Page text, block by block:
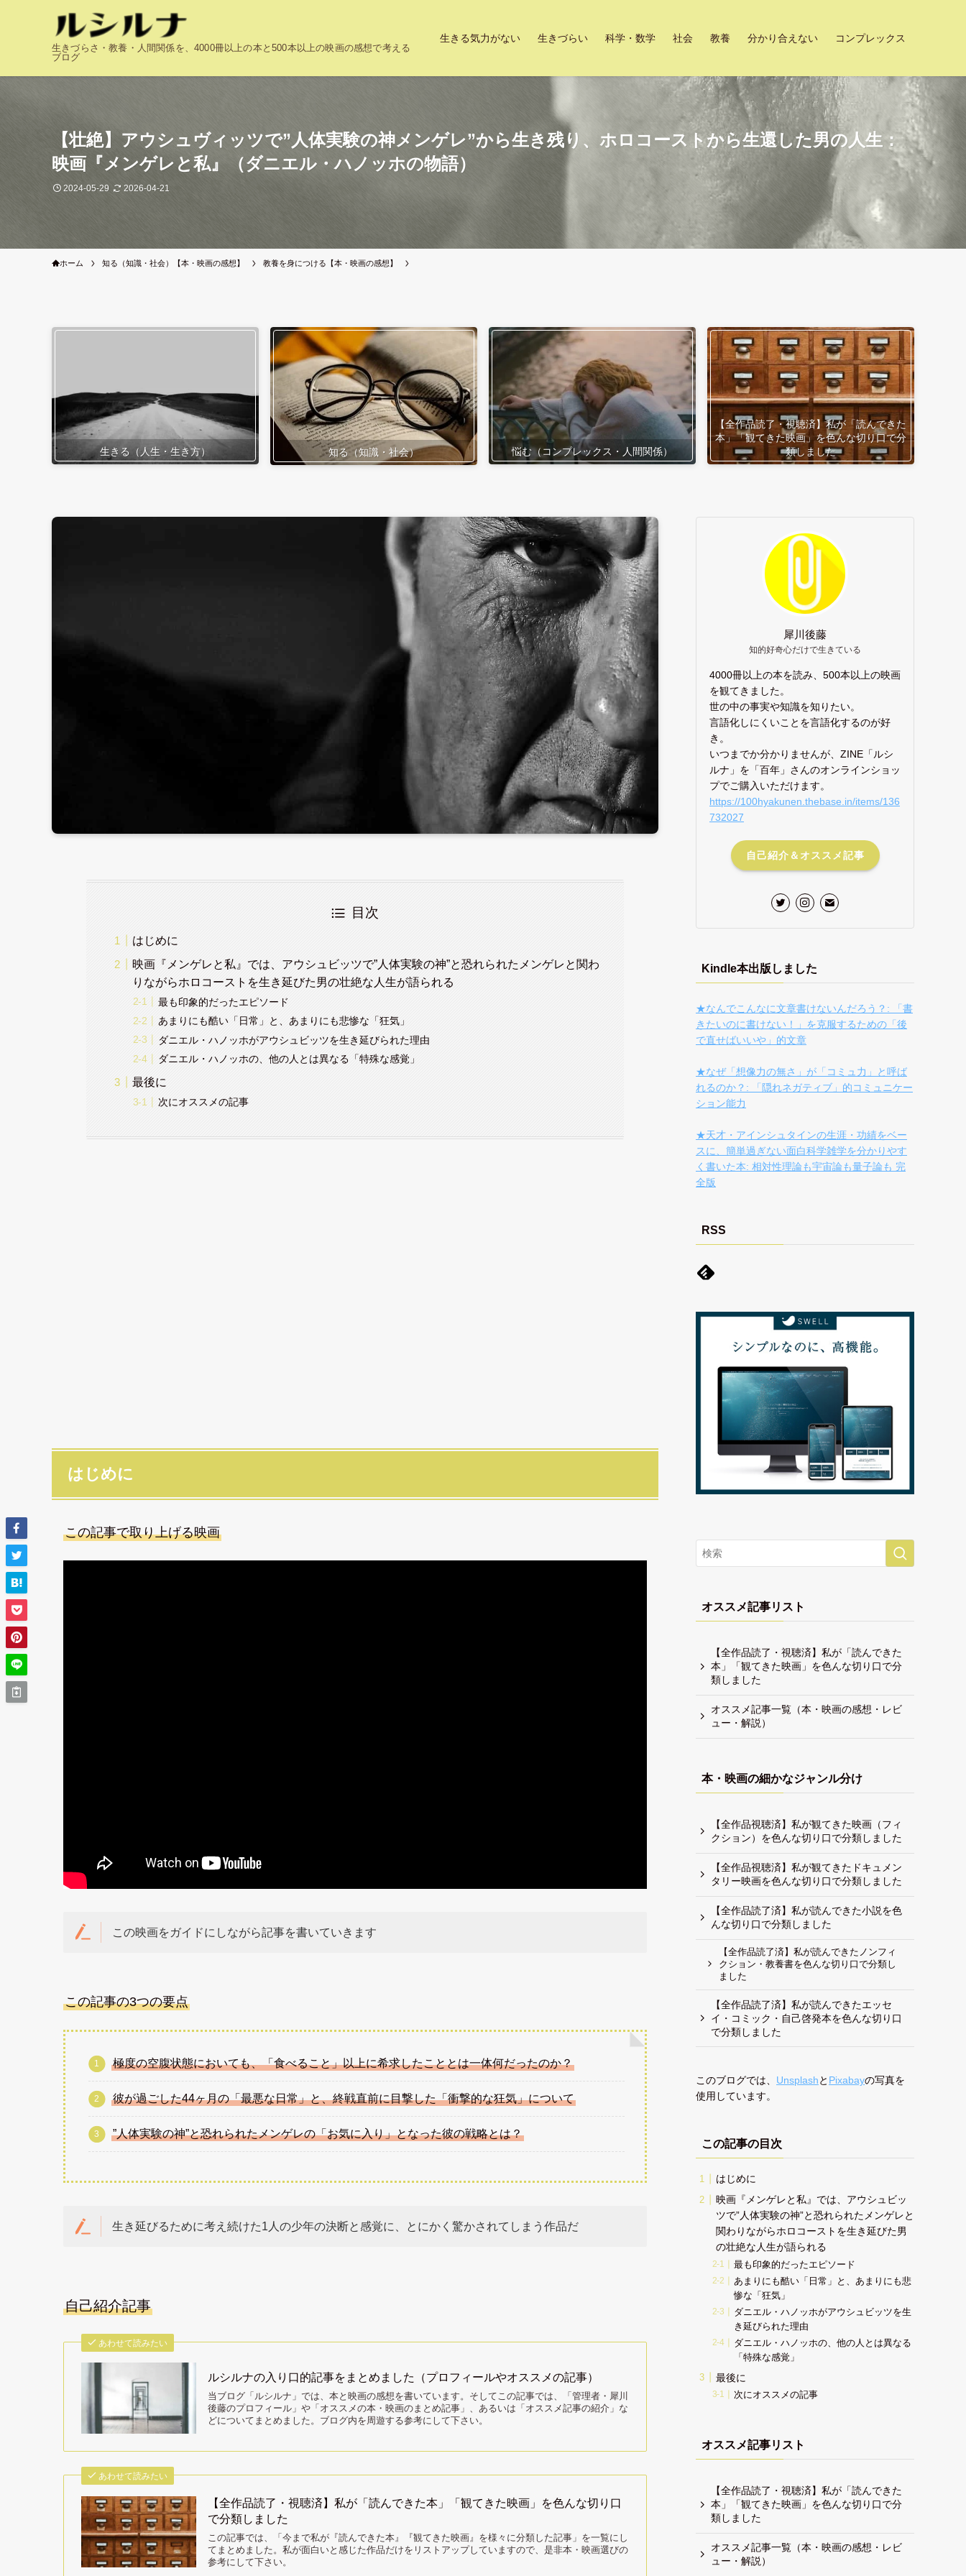
生きづらさ・教養・人間関係を、4000冊以上の本と500本以上の映画の感想で考える
ブログ
生きる気力がない 生きづらい 科学・数学 社会 教養 分かり合えない コンプレックス
【壮絶】アウシュヴィッツで”人体実験の神メンゲレ”から生き残り、ホロコーストから生還した男の人生：
映画『メンゲレと私』（ダニエル・ハノッホの物語）
2024-05-29 2026-04-21
ホーム 知る（知識・社会）【本・映画の感想】 教養を身につける【本・映画の感想】
生きる（人生・生き方） 知る（知識・社会） 悩む（コンプレックス・人間関係）
【全作品読了・視聴済】私が「読んできた
本」「観てきた映画」を色んな切り口で分
類しました
目次
はじめに
映画『メンゲレと私』では、アウシュビッツで”人体実験の神”と恐れられたメンゲレと関わ
りながらホロコーストを生き延びた男の壮絶な人生が語られる
最も印象的だったエピソード
あまりにも酷い「日常」と、あまりにも悲惨な「狂気」
ダニエル・ハノッホがアウシュビッツを生き延びられた理由
ダニエル・ハノッホの、他の人とは異なる「特殊な感覚」
最後に
次にオススメの記事
はじめに
この記事で取り上げる映画
この映画をガイドにしながら記事を書いていきます
この記事の3つの要点
極度の空腹状態においても、「食べること」以上に希求したこととは一体何だったのか？
彼が過ごした44ヶ月の「最悪な日常」と、終戦直前に目撃した「衝撃的な狂気」について
”人体実験の神”と恐れられたメンゲレの「お気に入り」となった彼の戦略とは？
生き延びるために考え続けた1人の少年の決断と感覚に、とにかく驚かされてしまう作品だ
自己紹介記事
あわせて読みたい
ルシルナの入り口的記事をまとめました（プロフィールやオススメの記事）
当ブログ「ルシルナ」では、本と映画の感想を書いています。そしてこの記事では、「管理者・犀川
後藤のプロフィール」や「オススメの本・映画のまとめ記事」、あるいは「オススメ記事の紹介」な
どについてまとめました。ブログ内を周遊する参考にして下さい。
あわせて読みたい
【全作品読了・視聴済】私が「読んできた本」「観てきた映画」を色んな切り口
で分類しました
この記事では、「今まで私が『読んできた本』『観てきた映画』を様々に分類した記事」を一覧にし
てまとめました。私が面白いと感じた作品だけをリストアップしていますので、是非本・映画選びの
参考にして下さい。
犀川後藤
知的好奇心だけで生きている
4000冊以上の本を読み、500本以上の映画
を観てきました。
世の中の事実や知識を知りたい。
言語化しにくいことを言語化するのが好
き。
いつまでか分かりませんが、ZINE「ルシ
ルナ」を「百年」さんのオンラインショッ
プでご購入いただけます。
https://100hyakunen.thebase.in/items/136
732027
自己紹介＆オススメ記事
Kindle本出版しました
★なんでこんなに文章書けないんだろう？: 「書
きたいのに書けない！」を克服するための「後
で直せばいいや」的文章
★なぜ「想像力の無さ」が「コミュ力」と呼ば
れるのか？: 「隠れネガティブ」的コミュニケー
ション能力
★天才・アインシュタインの生涯・功績をベー
スに、簡単過ぎない面白科学雑学を分かりやす
く書いた本: 相対性理論も宇宙論も量子論も 完
全版
RSS
オススメ記事リスト
【全作品読了・視聴済】私が「読んできた
本」「観てきた映画」を色んな切り口で分
類しました
オススメ記事一覧（本・映画の感想・レビ
ュー・解説）
本・映画の細かなジャンル分け
【全作品視聴済】私が観てきた映画（フィ
クション）を色んな切り口で分類しました
【全作品視聴済】私が観てきたドキュメン
タリー映画を色んな切り口で分類しました
【全作品読了済】私が読んできた小説を色
んな切り口で分類しました
【全作品読了済】私が読んできたノンフィ
クション・教養書を色んな切り口で分類し
ました
【全作品読了済】私が読んできたエッセ
イ・コミック・自己啓発本を色んな切り口
で分類しました
このブログでは、 Unsplashと Pixabayの写真を
使用しています。
この記事の目次
はじめに
映画『メンゲレと私』では、アウシュビッ
ツで”人体実験の神”と恐れられたメンゲレと
関わりながらホロコーストを生き延びた男
の壮絶な人生が語られる
最も印象的だったエピソード
あまりにも酷い「日常」と、あまりにも悲
惨な「狂気」
ダニエル・ハノッホがアウシュビッツを生
き延びられた理由
ダニエル・ハノッホの、他の人とは異なる
「特殊な感覚」
最後に
次にオススメの記事
オススメ記事リスト
【全作品読了・視聴済】私が「読んできた
本」「観てきた映画」を色んな切り口で分
類しました
オススメ記事一覧（本・映画の感想・レビ
ュー・解説）